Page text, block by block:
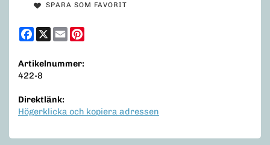
SPARA SOM FAVORIT
Facebook
X Email
Artikelnummer:
422-8
Direktlänk:
Högerklicka och kopiera adressen